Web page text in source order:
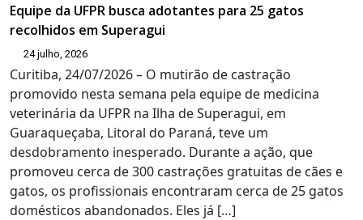
Equipe da UFPR busca adotantes para 25 gatos
recolhidos em Superagui
24 julho, 2026
Curitiba, 24/07/2026 – O mutirão de castração
promovido nesta semana pela equipe de medicina
veterinária da UFPR na Ilha de Superagui, em
Guaraqueçaba, Litoral do Paraná, teve um
desdobramento inesperado. Durante a ação, que
promoveu cerca de 300 castrações gratuitas de cães e
gatos, os profissionais encontraram cerca de 25 gatos
domésticos abandonados. Eles já […]